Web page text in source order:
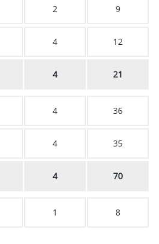
2 9
4 12
4 21
4 36
4 35
4 70
1 8